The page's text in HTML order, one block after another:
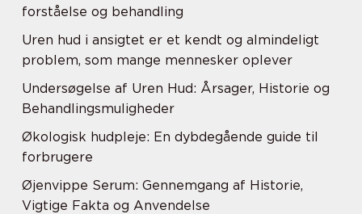
forståelse og behandling
Uren hud i ansigtet er et kendt og almindeligt
problem, som mange mennesker oplever
Undersøgelse af Uren Hud: Årsager, Historie og
Behandlingsmuligheder
Økologisk hudpleje: En dybdegående guide til
forbrugere
Øjenvippe Serum: Gennemgang af Historie,
Vigtige Fakta og Anvendelse